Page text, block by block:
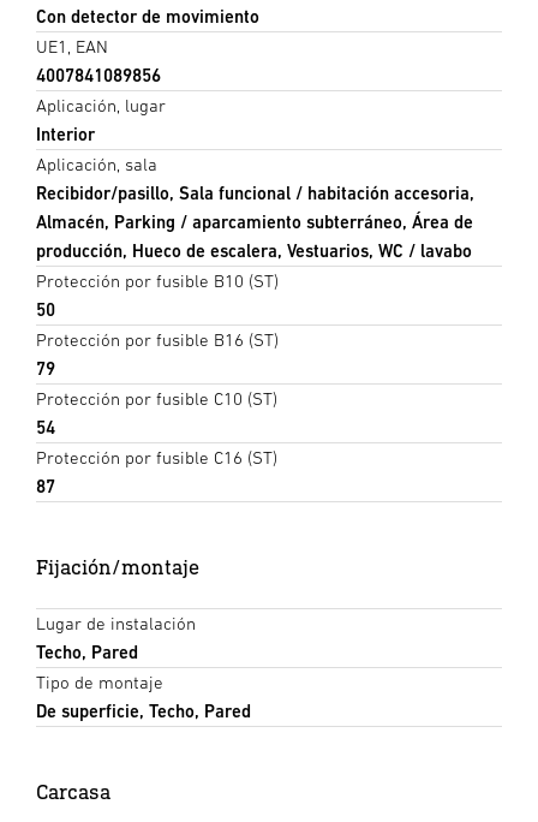
Con detector de movimiento
UE1, EAN
4007841089856
Aplicación, lugar
Interior
Aplicación, sala
Recibidor/pasillo, Sala funcional / habitación accesoria,
Almacén, Parking / aparcamiento subterráneo, Área de
producción, Hueco de escalera, Vestuarios, WC / lavabo
Protección por fusible B10 (ST)
50
Protección por fusible B16 (ST)
79
Protección por fusible C10 (ST)
54
Protección por fusible C16 (ST)
87
Fijación/montaje
Lugar de instalación
Techo, Pared
Tipo de montaje
De superficie, Techo, Pared
Carcasa